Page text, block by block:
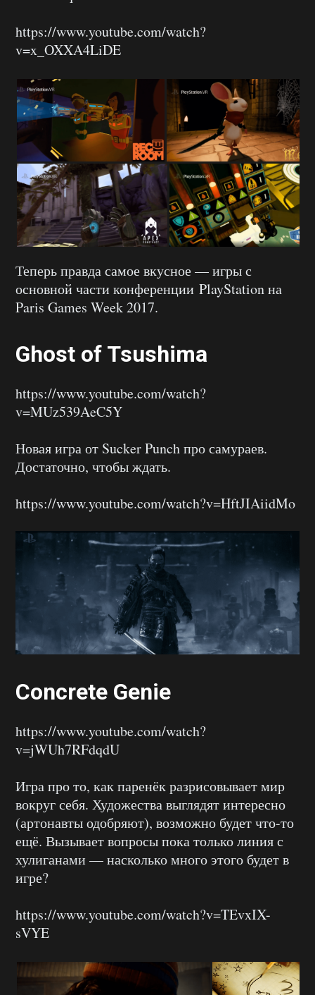
https://www.youtube.com/watch?
v=x_OXXA4LiDE
Теперь правда самое вкусное — игры с
основной части конференции PlayStation на
Paris Games Week 2017.
Ghost of Tsushima
https://www.youtube.com/watch?
v=MUz539AeC5Y
Новая игра от Sucker Punch про самураев.
Достаточно, чтобы ждать.
https://www.youtube.com/watch?v=HftJIAiidMo
Concrete Genie
https://www.youtube.com/watch?
v=jWUh7RFdqdU
Игра про то, как паренёк разрисовывает мир
вокруг себя. Художества выглядят интересно
(артонавты одобряют), возможно будет что-то
ещё. Вызывает вопросы пока только линия с
хулиганами — насколько много этого будет в
игре?
https://www.youtube.com/watch?v=TEvxIX-
sVYE